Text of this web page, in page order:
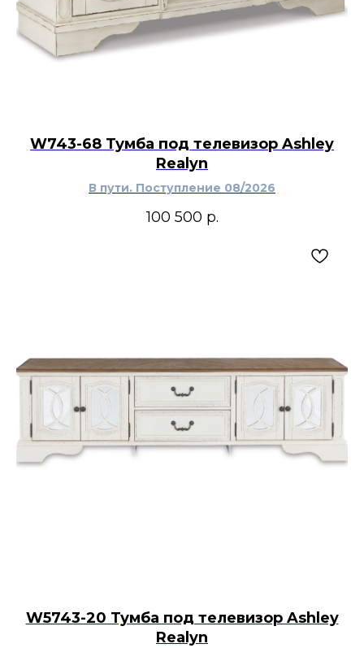
W743-68 Тумба под телевизор Ashley
Realyn
В пути. Поступление 08/2026
100 500 р.
W5743-20 Тумба под телевизор Ashley
Realyn